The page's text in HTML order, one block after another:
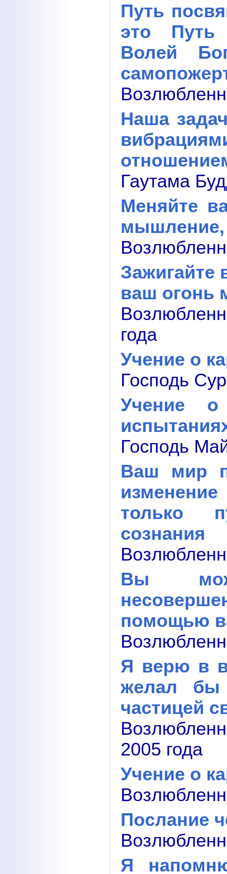
Путь
это Путь
Волей
Наша
Гаутама
Меняйте
мышление,
Зажигайте
ваш огонь
года
Учение о
Господь
Учение
Господь
Ваш мир
только
сознания
Вы
помощью
Я верю в
желал бы
частицей
2005 года
Учение о
Послание
Я